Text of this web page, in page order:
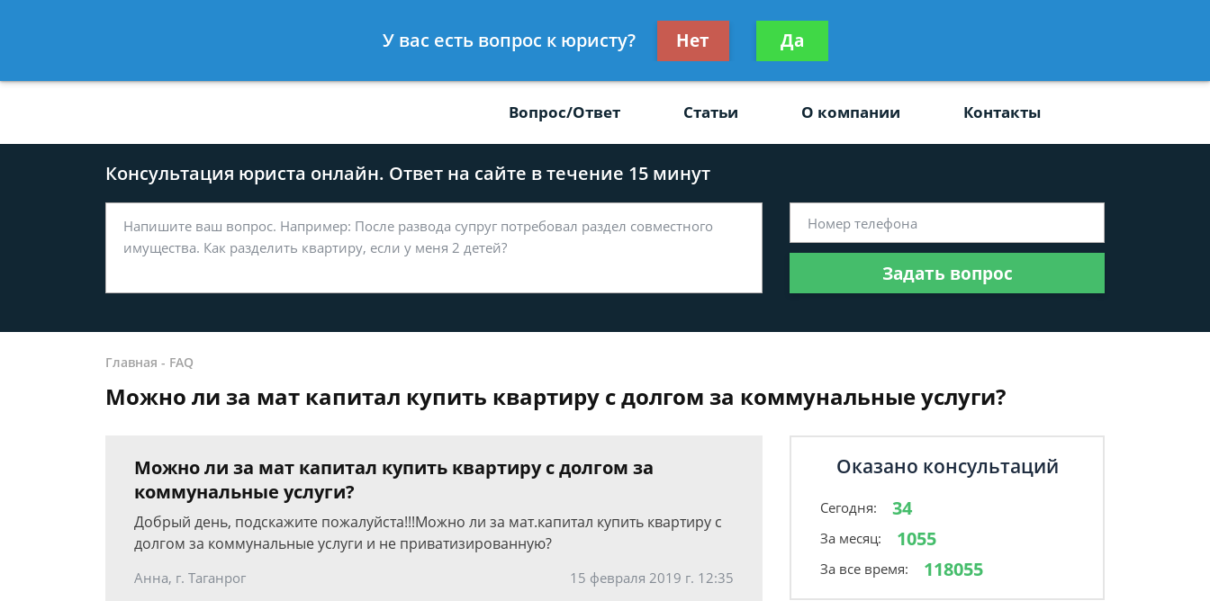
8 812 509-27-47
Получите консультацию
бесплатно
Вопрос/Ответ Статьи О компании Контакты
Консультация юриста онлайн. Ответ на сайте в течение 15 минут
Задать вопрос
Главная - FAQ
Можно ли за мат капитал купить квартиру с долгом за коммунальные услуги?
Можно ли за мат капитал купить квартиру с долгом за
коммунальные услуги?
Добрый день, подскажите пожалуйста!!!Можно ли за мат.капитал купить квартиру с
долгом за коммунальные услуги и не приватизированную?
Анна, г. Таганрог 15 февраля 2019 г. 12:35
Оказано консультаций
Сегодня: 34
За месяц: 1055
За все время: 118055
У вас есть вопрос к юристу? Нет Да